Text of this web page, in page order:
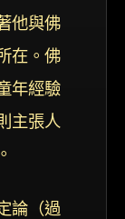
他與佛
在。佛
年經驗
主張人
論（過